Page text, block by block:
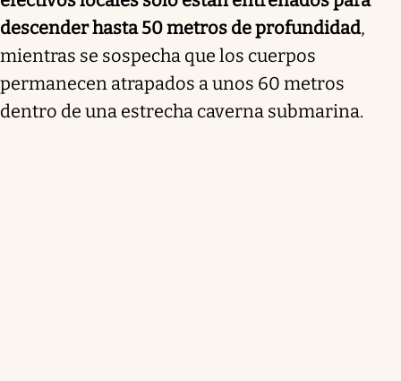
descender hasta 50 metros de profundidad,
mientras se sospecha que los cuerpos
permanecen atrapados a unos 60 metros
dentro de una estrecha caverna submarina.